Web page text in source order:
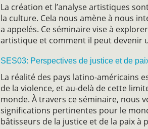
La création et l’analyse artistiques
la culture. Cela nous amène à nous
a appelés. Ce séminaire vise à
artistique et comment il peut devenir
SES03: Perspectives de justice et de
La réalité des pays latino-américains
de la violence, et au-delà de cette
monde. À travers ce séminaire, nous
significations pertinentes pour le
bâtisseurs de la justice et de la paix à